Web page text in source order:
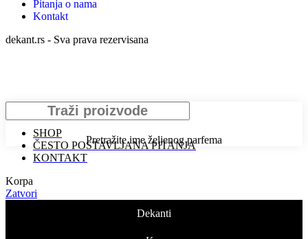
Pitanja o nama
Kontakt
dekant.rs - Sva prava rezervisana
Pretražite ime željenog parfema
Search
SHOP
ČESTO POSTAVLJANA PITANJA
KONTAKT
Korpa
Zatvori
Dekanti